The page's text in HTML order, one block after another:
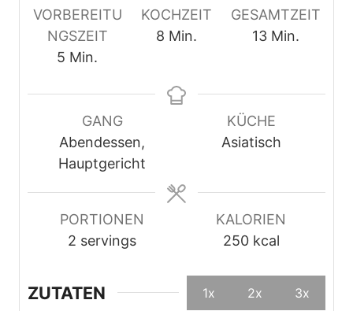
VORBEREITU
NGSZEIT
5 M
n
t
e
Min.
KOCHZEIT
8 M
u
Min.
GESAMTZEIT
13M
u
t
e
Min.
GANG
Abendessen,
Hauptgericht
KÜCHE
Asiatisch
PORTIONEN
2 servings
KALORIEN
250 kcal
ZUTATEN 1x 2x 3x